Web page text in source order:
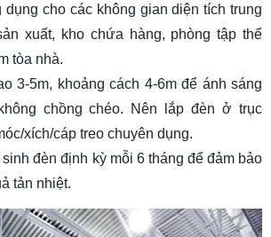
dụng cho các không gian diện tích trung
xuất, kho chứa hàng, phòng tập thể
tòa nhà.
3-5m, khoảng cách 4-6m để ánh sáng
chồng chéo. Nên lắp đèn ở trục
xích/cáp treo chuyên dụng.
đèn định kỳ mỗi 6 tháng để đảm bảo
tản nhiệt.